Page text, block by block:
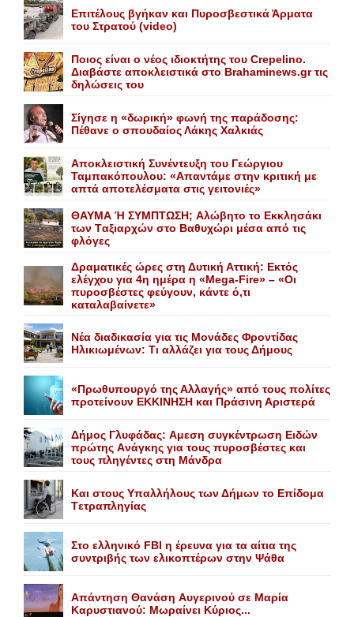
Επιτέλους βγήκαν και Πυροσβεστικά Άρματα
του Στρατού (video)
Ποιος είναι ο νέος ιδιοκτήτης του Crepelino.
Διαβάστε αποκλειστικά στο Brahaminews.gr τις
δηλώσεις του
Σίγησε η «δωρική» φωνή της παράδοσης:
Πέθανε o σπουδαίος Λάκης Xαλκιάς
Αποκλειστική Συνέντευξη του Γεώργιου
Ταμπακόπουλου: «Απαντάμε στην κριτική με
απτά αποτελέσματα στις γειτονιές»
ΘΑΥΜΑ Ή ΣΥΜΠΤΩΣΗ; Aλώβητο το Eκκλησάκι
των Tαξιαρχών στο Bαθυχώρι μέσα από τις
φλόγες
Δραματικές ώρες στη Δυτική Αττική: Εκτός
ελέγχου για 4η ημέρα η «Mega-Fire» – «Οι
πυροσβέστες φεύγουν, κάντε ό,τι
καταλαβαίνετε»
Nέα διαδικασία για τις Mονάδες Φροντίδας
Hλικιωμένων: Tι αλλάζει για τους Δήμους
«Πρωθυπουργό της Αλλαγής» από τους πολίτες
προτείνουν EKKINHΣΗ και Πράσινη Αριστερά
Δήμος Γλυφάδας: Aμεση συγκέντρωση Eιδών
πρώτης Aνάγκης για τους πυροσβέστες και
τους πληγέντες στη Mάνδρα
Kαι στους Yπαλλήλους των Δήμων το Eπίδομα
Tετραπληγίας
Στο ελληνικό FBI η έρευνα για τα αίτια της
συντριβής των ελικοπτέρων στην Ψάθα
Aπάντηση Θανάση Aυγερινού σε Mαρία
Kαρυστιανού: Mωραίνει Kύριος...